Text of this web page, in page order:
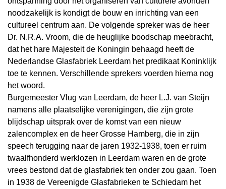
noodzakelijk is kondigt de bouw en inrichting van een
cultureel centrum aan. De volgende spreker was de heer
Dr. N.R.A. Vroom, die de heuglijke boodschap meebracht,
dat het hare Majesteit de Koningin behaagd heeft de
Nederlandse Glasfabriek Leerdam het predikaat Koninklijk
toe te kennen. Verschillende sprekers voerden hierna nog
het woord.
Burgemeester Vlug van Leerdam, de heer L.J. van Steijn
namens alle plaatselijke verenigingen, die zijn grote
blijdschap uitsprak over de komst van een nieuw
zalencomplex en de heer Grosse Hamberg, die in zijn
speech terugging naar de jaren 1932-1938, toen er ruim
twaalfhonderd werklozen in Leerdam waren en de grote
vrees bestond dat de glasfabriek ten onder zou gaan. Toen
in 1938 de Vereenigde Glasfabrieken te Schiedam het